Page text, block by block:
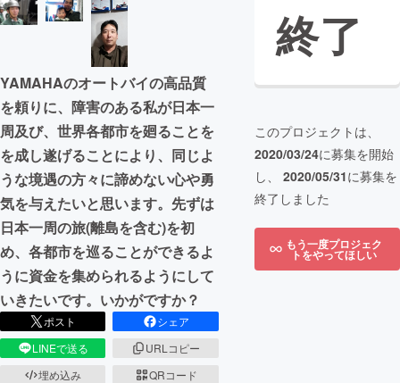
YAMAHAのオートバイの高品質
を頼りに、障害のある私が日本一
周及び、世界各都市を廻ることを
を成し遂げることにより、同じよ
うな境遇の方々に諦めない心や勇
気を与えたいと思います。先ずは
日本一周の旅(離島を含む)を初
め、各都市を巡ることができるよ
うに資金を集められるようにして
いきたいです。いかがですか？
ポスト
シェア
LINEで送る
URLコピー
埋め込み
QRコード
終了
このプロジェクトは、
2020/03/24に募集を開始
し、 2020/05/31に募集を
終了しました
もう一度プロジェク
トをやってほしい